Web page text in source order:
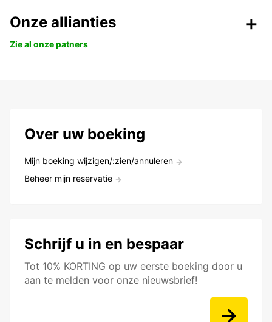
Onze allianties
Zie al onze patners
Over uw boeking
Mijn boeking wijzigen/:zien/annuleren
Beheer mijn reservatie
Schrijf u in en bespaar
Tot 10% KORTING op uw eerste boeking door u
aan te melden voor onze nieuwsbrief!